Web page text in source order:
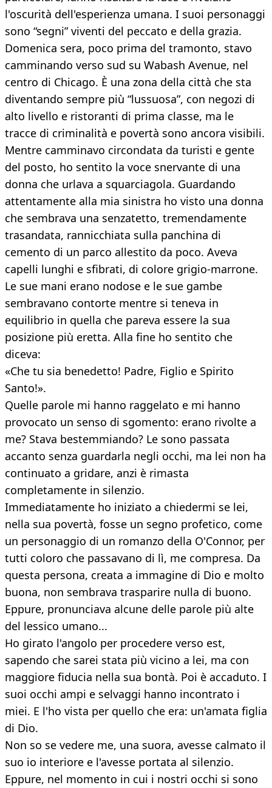
l'oscurità dell'esperienza umana. I suoi personaggi
sono “segni” viventi del peccato e della grazia.
Domenica sera, poco prima del tramonto, stavo
camminando verso sud su Wabash Avenue, nel
centro di Chicago. È una zona della città che sta
diventando sempre più “lussuosa”, con negozi di
alto livello e ristoranti di prima classe, ma le
tracce di criminalità e povertà sono ancora visibili.
Mentre camminavo circondata da turisti e gente
del posto, ho sentito la voce snervante di una
donna che urlava a squarciagola. Guardando
attentamente alla mia sinistra ho visto una donna
che sembrava una senzatetto, tremendamente
trasandata, rannicchiata sulla panchina di
cemento di un parco allestito da poco. Aveva
capelli lunghi e sfibrati, di colore grigio-marrone.
Le sue mani erano nodose e le sue gambe
sembravano contorte mentre si teneva in
equilibrio in quella che pareva essere la sua
posizione più eretta. Alla fine ho sentito che
diceva:
«Che tu sia benedetto! Padre, Figlio e Spirito
Santo!».
Quelle parole mi hanno raggelato e mi hanno
provocato un senso di sgomento: erano rivolte a
me? Stava bestemmiando? Le sono passata
accanto senza guardarla negli occhi, ma lei non ha
continuato a gridare, anzi è rimasta
completamente in silenzio.
Immediatamente ho iniziato a chiedermi se lei,
nella sua povertà, fosse un segno profetico, come
un personaggio di un romanzo della O'Connor, per
tutti coloro che passavano di lì, me compresa. Da
questa persona, creata a immagine di Dio e molto
buona, non sembrava trasparire nulla di buono.
Eppure, pronunciava alcune delle parole più alte
del lessico umano...
Ho girato l'angolo per procedere verso est,
sapendo che sarei stata più vicino a lei, ma con
maggiore fiducia nella sua bontà. Poi è accaduto. I
suoi occhi ampi e selvaggi hanno incontrato i
miei. E l'ho vista per quello che era: un'amata figlia
di Dio.
Non so se vedere me, una suora, avesse calmato il
suo io interiore e l'avesse portata al silenzio.
Eppure, nel momento in cui i nostri occhi si sono